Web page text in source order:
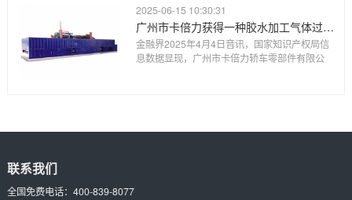
2025-06-15 10:30:31
广州市卡倍力获得一种胶水加工气体过滤设备专利
金融界2025年4月4日音讯，国家知识产权局信
息数据显现，广州市卡倍力轿车零部件有限公
联系我们
全国免费电话： 400-839-8077